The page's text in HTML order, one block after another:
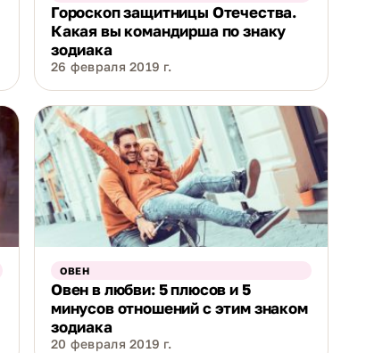
Гороскоп защитницы Отечества.
Какая вы командирша по знаку
зодиака
26 февраля 2019 г.
ОВЕН
Овен в любви: 5 плюсов и 5
минусов отношений с этим знаком
зодиака
20 февраля 2019 г.